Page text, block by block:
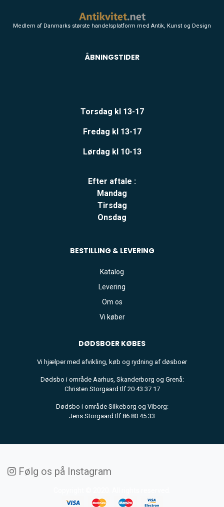
Medlem af Danmarks største handelsplatform med Antik, Kunst og Design
ÅBNINGSTIDER
Torsdag kl 13-17
Fredag kl 13-17
Lørdag kl 10-13
Efter aftale :
Mandag
Tirsdag
Onsdag
BESTILLING & LEVERING
Katalog
Levering
Om os
Vi køber
DØDSBOER KØBES
Vi hjælper med afvikling, køb og rydning af døsboer
Dødsbo i område Aarhus, Skanderborg og Grenå:
Christen Storgaard tlf 20 43 37 17
Dødsbo i område Silkeborg og Viborg:
Jens Storgaard tlf 86 80 45 33
Følg os på Instagram